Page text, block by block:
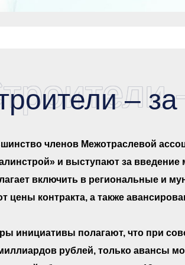
–
членов Межотраслевой
и выступают за
включить в региональные и
цены контракта, а также
инициативы полагают, что при
рублей, только авансы